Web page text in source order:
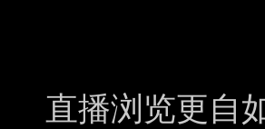
直播浏览更自